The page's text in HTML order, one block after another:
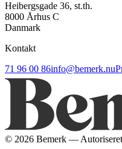
Heibergsgade 36, st.th.
8000 Århus C
Danmark
Kontakt
71 96 00 86info@bemerk.nu
© 2026 Bemerk —